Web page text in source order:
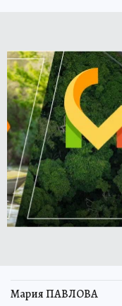
Мария ПАВЛОВА